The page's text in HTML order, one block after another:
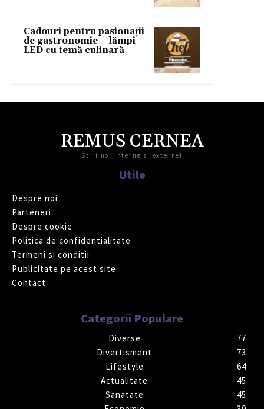
Cadouri pentru pasionații
de gastronomie – lămpi
LED cu temă culinară
REMUS CERNEA
Stiri noi interne si externe!
Utile
Despre noi
Parteneri
Despre cookie
Politica de confidentialitate
Termeni si conditii
Publicitate pe acest site
Contact
Categorii Populare
Diverse
77
Divertisment
73
Lifestyle
64
Actualitate
45
Sanatate
45